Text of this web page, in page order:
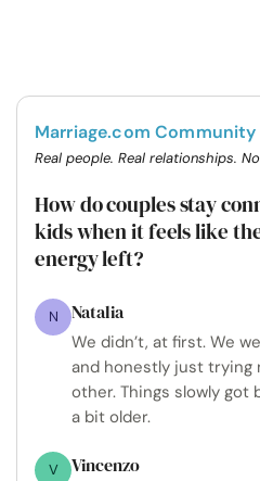
Marriage.com Community
Real people. Real relationships.
How do couples stay
kids when it feels like
energy left?
N Natalia
We didn’t, at first. We
and honestly just trying
other. Things slowly
a bit older.
V Vincenzo